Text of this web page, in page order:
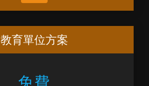
教育單位方案
免費